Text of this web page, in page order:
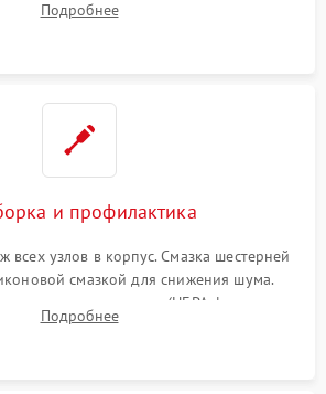
воды. Восстановление шлейфов и
Подробнее
и профилактика
всех узлов в корпус. Смазка шестерней
смазкой для снижения шума.
материалов (HEPA-фильтров,
Надежная фиксация разъемов и
Подробнее